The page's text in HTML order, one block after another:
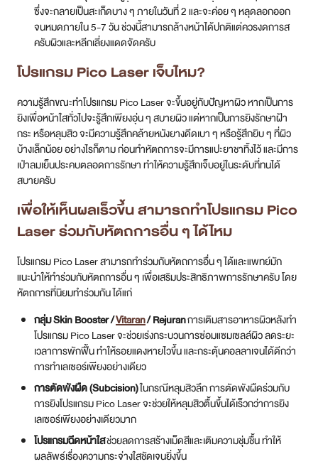
ซึ่งจะกลายเป็นสะเก็ดบาง ๆ ภายในวันที่ 2 และจะค่อย ๆ หลุดลอกออก
จนหมดภายใน 5-7 วัน ช่วงนี้สามารถล้างหน้าได้ปกติแต่ควรงดการส
ครับผิวและหลีกเลี่ยงแดดจัดครับ
โปรแกรม Pico Laser เจ็บไหม?
ความรู้สึกขณะทำโปรแกรม Pico Laser จะขึ้นอยู่กับปัญหาผิว หากเป็นการ
ยิงเพื่อหน้าใสทั่วไปจะรู้สึกเพียงอุ่น ๆ สบายผิว แต่หากเป็นการยิงรักษาฝ้า
กระ หรือหลุมสิว จะมีความรู้สึกคล้ายหนังยางดีดเบา ๆ หรือรู้สึกยิบ ๆ ที่ผิว
บ้างเล็กน้อย อย่างไรก็ตาม ก่อนทำหัตถการจะมีการแปะยาชาทิ้งไว้ และมีการ
เป่าลมเย็นประคบตลอดการรักษา ทำให้ความรู้สึกเจ็บอยู่ในระดับที่ทนได้
สบายครับ
เพื่อให้เห็นผลเร็วขึ้น สามารถทำโปรแกรม Pico
Laser ร่วมกับหัตถการอื่น ๆ ได้ไหม
โปรแกรม Pico Laser สามารถทำร่วมกับหัตถการอื่น ๆ ได้และแพทย์มัก
แนะนำให้ทำร่วมกับหัตถการอื่น ๆ เพื่อเสริมประสิทธิภาพการรักษาครับ โดย
หัตถการที่นิยมทำร่วมกัน ได้แก่
กลุ่ม Skin Booster /Vitaran/ Rejuranการเติมสารอาหารผิวหลังทำ
โปรแกรม Pico Laser จะช่วยเร่งกระบวนการซ่อมแซมเซลล์ผิว ลดระยะ
เวลาการพักฟื้น ทำให้รอยแดงหายไวขึ้น และกระตุ้นคอลลาเจนได้ดีกว่า
การทำเลเซอร์เพียงอย่างเดียว
การตัดพังผืด (Subcision)ในกรณีหลุมสิวลึก การตัดพังผืดร่วมกับ
การยิงโปรแกรม Pico Laser จะช่วยให้หลุมสิวตื้นขึ้นได้เร็วกว่าการยิง
เลเซอร์เพียงอย่างเดียวมาก
โปรแกรมฉีดหน้าใสช่วยลดการสร้างเม็ดสีและเติมความชุ่มชื้น ทำให้
ผลลัพธ์เรื่องความกระจ่างใสชัดเจนยิ่งขึ้น